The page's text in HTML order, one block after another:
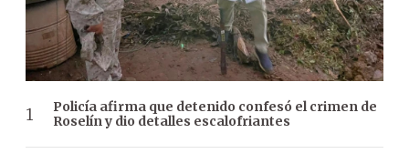
Policía afirma que detenido confesó el crimen de
Roselín y dio detalles escalofriantes